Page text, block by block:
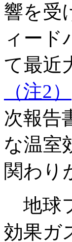
響を受
ィード
て最近
（注2）
次報告
な温室
関わり
地球
効果ガ